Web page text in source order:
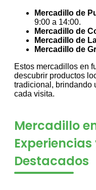
Mercadillo de
9:00 a 14:00.
Mercadillo de
Mercadillo de
Mercadillo de
Estos mercadillos en
descubrir productos
tradicional, brindando
cada visita.
Mercadillo
Destacados